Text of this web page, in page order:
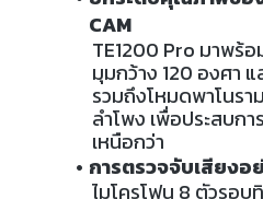
CAM
TE1200 Pro มาพร้
มุมกว้าง 120 องศา แ
รวมถึงโหมดพาโนรา
ลำโพง เพื่อประสบก
เหนือกว่า
การตรวจจับเสียงอ
ไมโครโฟน 8 ตัวรอบ